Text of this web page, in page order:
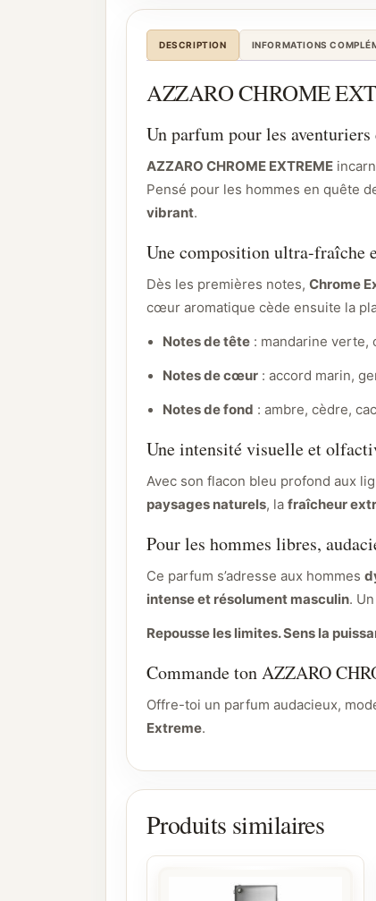
DESCRIPTION INFORMATIONS
AZZARO CHROME
Un parfum pour les aventuriers
AZZARO CHROME EXTREME
Pensé pour les hommes en quête
vibrant.
Une composition ultra-fraîche
Dès les premières notes, Chrome
cœur aromatique cède ensuite la
Notes de tête : mandarine verte,
Notes de cœur : accord marin,
Notes de fond : ambre, cèdre,
Une intensité visuelle et
Avec son flacon bleu profond aux
paysages naturels, la fraîcheur
Pour les hommes libres,
Ce parfum s’adresse aux hommes
intense et résolument masculin.
Repousse les limites. Sens la
Commande ton AZZARO
Offre-toi un parfum audacieux,
Extreme.
Produits similaires